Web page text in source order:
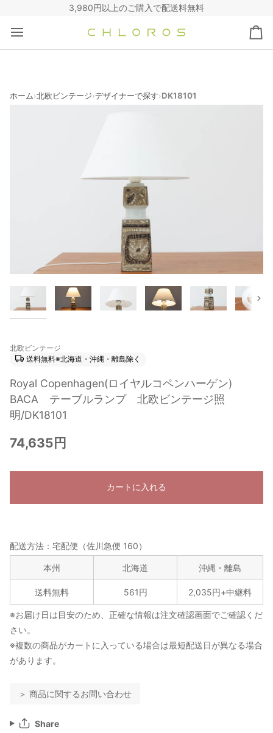
3,980円以上のご購入で配送料無料
カ
ー
ホーム›北欧ビンテージ›デザイナーで探す›DK18101
次
北欧ビンテージ
送料無料※北海道・沖縄・離島除く
Royal Copenhagen(ロイヤルコペンハーゲン)
BACA テーブルランプ 北欧ビンテージ照
明/DK18101
74,635円
カートに入れる
配送方法：宅配便（佐川急便 160）
本州 北海道 沖縄・離島
送料無料 561円 2,035円+中継料
※お届け日は目安のため、正確な情報は注文確認画面でご確認くだ
さい。
※複数の商品がカートに入っている場合は最短配送日が異なる場合
があります。
＞ 商品に関するお問い合わせ
Share